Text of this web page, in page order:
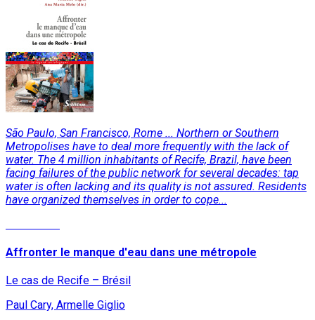
São Paulo, San Francisco, Rome ... Northern or Southern
Metropolises have to deal more frequently with the lack of
water. The 4 million inhabitants of Recife, Brazil, have been
facing failures of the public network for several decades: tap
water is often lacking and its quality is not assured. Residents
have organized themselves in order to cope...
Affronter le manque d'eau dans une métropole
Le cas de Recife – Brésil
Paul Cary, Armelle Giglio